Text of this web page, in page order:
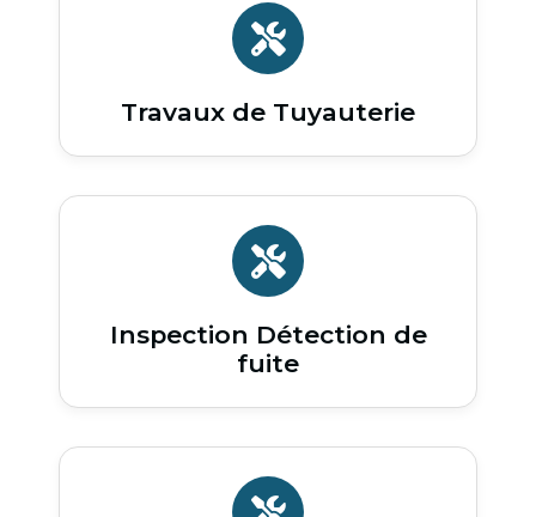
Travaux de Tuyauterie
Inspection Détection de
fuite